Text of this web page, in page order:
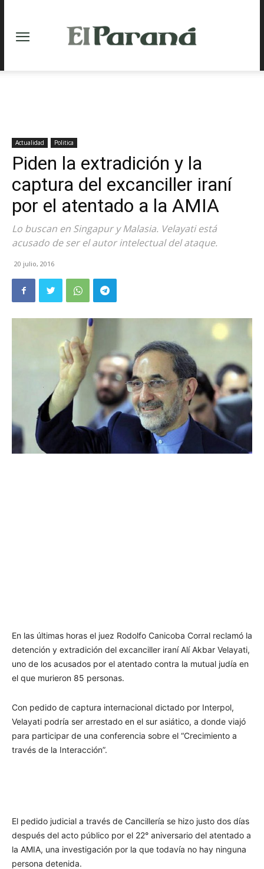
Actualidad Politica
Piden la extradición y la
captura del excanciller iraní
por el atentado a la AMIA
Lo buscan en Singapur y Malasia. Velayati está
acusado de ser el autor intelectual del ataque.
20 julio, 2016
En las últimas horas el juez Rodolfo Canicoba Corral reclamó la
detención y extradición del excanciller iraní Alí Akbar Velayati,
uno de los acusados por el atentado contra la mutual judía en
el que murieron 85 personas.
Con pedido de captura internacional dictado por Interpol,
Velayati podría ser arrestado en el sur asiático, a donde viajó
para participar de una conferencia sobre el “Crecimiento a
través de la Interacción”.
El pedido judicial a través de Cancillería se hizo justo dos días
después del acto público por el 22° aniversario del atentado a
la AMIA, una investigación por la que todavía no hay ninguna
persona detenida.